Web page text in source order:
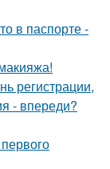
в паспорте -
регистрации,
- впереди?